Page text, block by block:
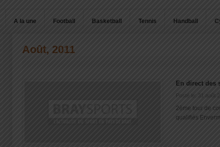
A la une Football Basketball Tennis Handball
Août, 2011
En direct des
Posté le: 31 août
2ème tour de
qualifiés